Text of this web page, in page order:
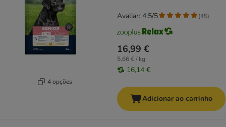
4 opções
16,99 €
5,66 € / kg
16,14 €
Avaliar: 4.5/5 (45)
Adicionar ao carrinho